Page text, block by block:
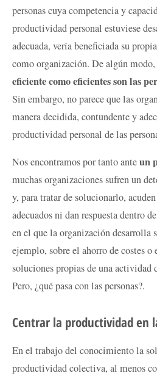
personas cuya competencia y
productividad personal estuviese
adecuada, vería beneficiada su
como organización. De algún modo,
eficiente como eficientes son las
Sin embargo, no parece que las
manera decidida, contundente y
productividad personal de las
Nos encontramos por tanto anteun
muchas organizaciones sufren un
y, para tratar de solucionarlo,
adecuados ni dan respuesta dentro
en el que la organización desarrolla
ejemplo, sobre el ahorro de costes o
soluciones propias de una
Pero, ¿qué pasa con las personas?.
Centrar la productividad en
En el trabajo del conocimiento la
productividad colectiva, al menos